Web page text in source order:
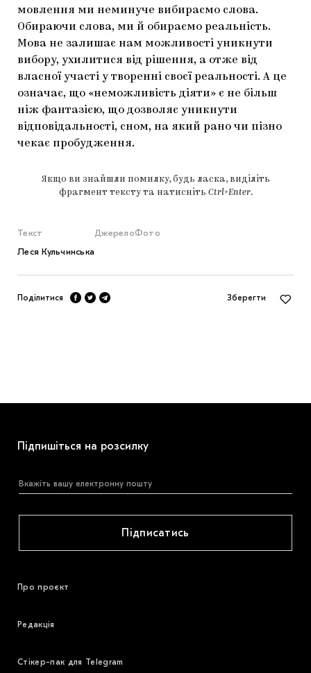
мовлення ми неминуче вибираємо слова.
Обираючи слова, ми й обираємо реальність.
Мова не залишає нам можливості уникнути
вибору, ухилитися від рішення, а отже від
власної участі у творенні своєї реальності. А це
означає, що «неможливість діяти» є не більш
ніж фантазією, що дозволяє уникнути
відповідальності, сном, на який рано чи пізно
чекає пробудження.
Якщо ви знайшли помилку, будь ласка, виділіть
фрагмент тексту та натисніть Ctrl+Enter.
Текст
Леся Кульчинська
ДжерелоФото
Поділитися Зберегти
Підпишіться на розсилку
Підписатись
Про проєкт
Редакція
Стікер-пак для Telegram